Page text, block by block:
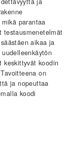
parantaa
testausmenetelmät
aikaa ja
keskittyvät koodin
on
ja nopeuttaa
koodi